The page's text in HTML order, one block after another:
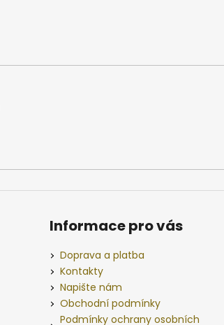
Informace pro vás
Doprava a platba
Kontakty
Napište nám
Obchodní podmínky
Podmínky ochrany osobních